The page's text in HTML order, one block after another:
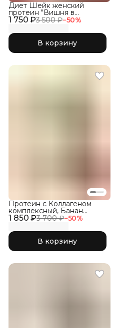
1 750 ₽3 500 ₽−50%
Диет Шейк женский
протеин "Вишня в
шоколаде"
В корзину
1 850 ₽3 700 ₽−50%
Протеин с Коллагеном
комплексный, Банан
клубника
В корзину